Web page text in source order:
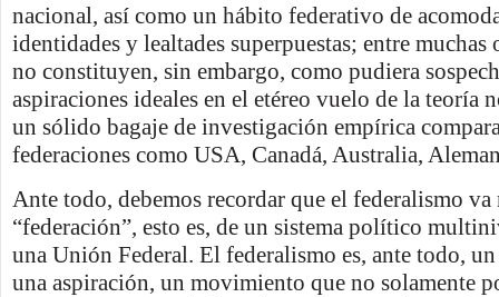
nacional, así como un hábito federativo de
identidades y lealtades superpuestas; entre muchas
no constituyen, sin embargo, como pudiera
aspiraciones ideales en el etéreo vuelo de la teoría
un sólido bagaje de investigación empírica
federaciones como USA, Canadá, Australia,
Ante todo, debemos recordar que el federalismo va
“federación”, esto es, de un sistema político
una Unión Federal. El federalismo es, ante todo,
una aspiración, un movimiento que no solamente